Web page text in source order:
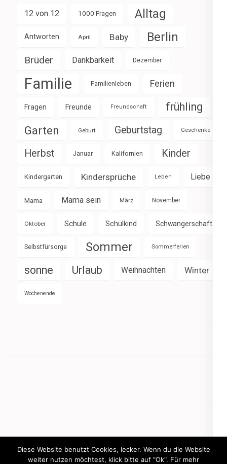
12 von 12 1000 Fragen Alltag
Antworten April Baby Berlin
Brüder Dankbarkeit Dezember
Familie Familienleben Ferien
Fragen Freunde Freundschaft frühling
Garten Geburt Geburtstag Geschenke
Herbst Januar Kalifornien Kinder
Kindergarten Kindersprüche Leben Liebe
Mama Mama sein März November
Oktober Schule Schulkind Schwangerschaft
Selbstfürsorge Sommer Sommerferien
sonne Urlaub Weihnachten Winter
Wochenende
Diese Website benutzt Cookies, lecker. Wenn du die Website
weiter nutzen möchtest, klick bitte auf "Ok". Für mehr